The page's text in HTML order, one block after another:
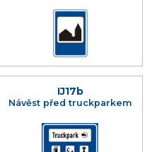
IJ17b
Návěst před truckparkem